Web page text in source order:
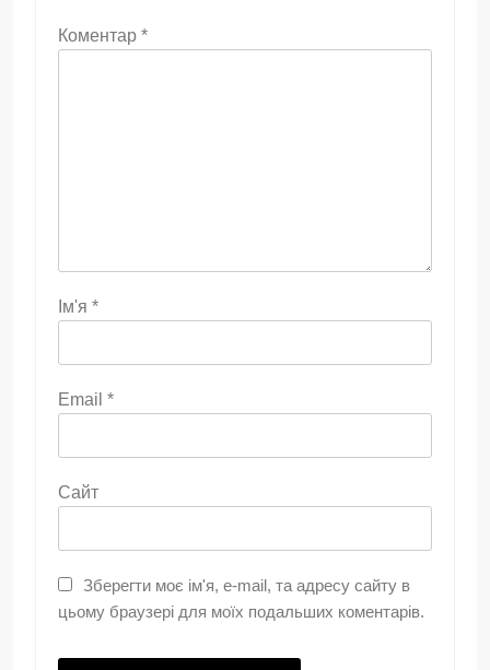
Коментар *
Ім'я *
Email *
Сайт
Зберегти моє ім'я, e-mail, та адресу сайту в
цьому браузері для моїх подальших коментарів.